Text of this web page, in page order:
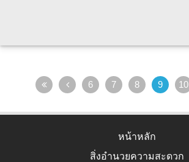
6 7 8 9 10
หน้าหลัก
สิ่งอำนวยความสะดวก